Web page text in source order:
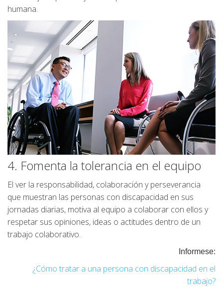
humana.
4. Fomenta la tolerancia en el equipo
El ver la responsabilidad, colaboración y perseverancia
que muestran las personas con discapacidad en sus
jornadas diarias, motiva al equipo a colaborar con ellos y
respetar sus opiniones, ideas o actitudes dentro de un
trabajo colaborativo.
Informese:
¿Cómo tratar a una persona con discapacidad en el
trabajo?